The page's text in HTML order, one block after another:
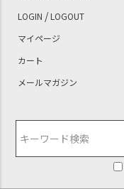
LOGIN /LOGOUT
マイページ
カート
メールマガジン